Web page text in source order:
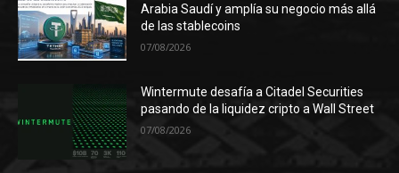
Arabia Saudí y amplía su negocio más allá
de las stablecoins
07/08/2026
Wintermute desafía a Citadel Securities
pasando de la liquidez cripto a Wall Street
07/08/2026